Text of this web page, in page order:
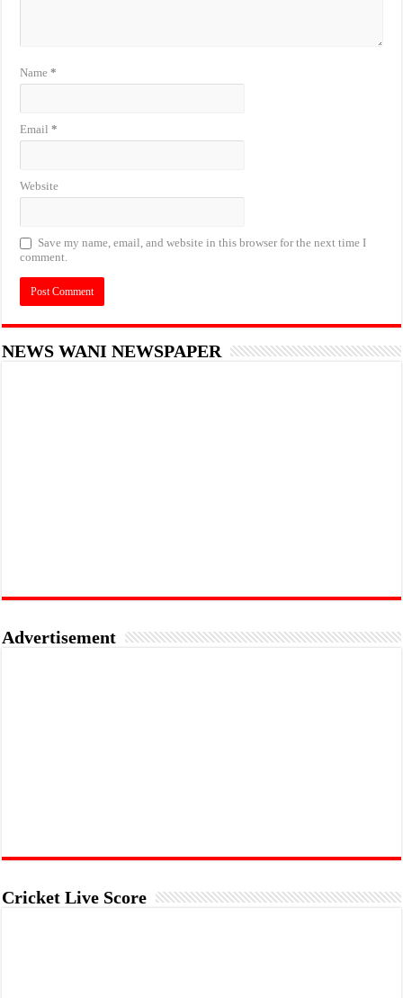
Name*
Email*
Website
Save my name, email, and website in this browser for the next time I
comment.
NEWS WANI NEWSPAPER
Advertisement
Cricket Live Score